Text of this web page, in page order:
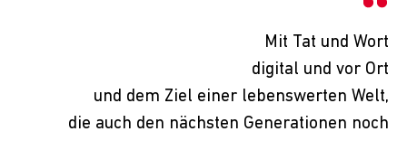
Mit Tat und Wort
digital und vor Ort
und dem Ziel einer lebenswerten Welt,
die auch den nächsten Generationen noch